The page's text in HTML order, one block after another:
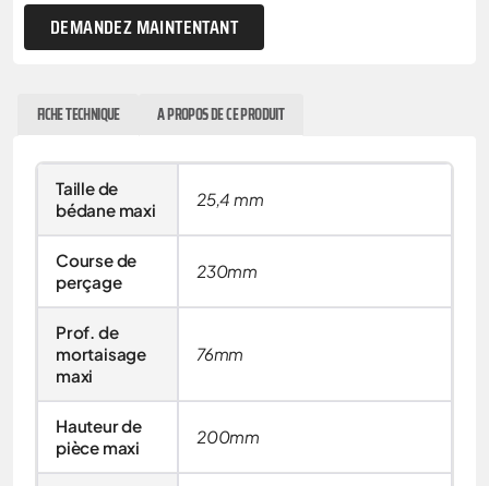
DEMANDEZ MAINTENTANT
FICHE TECHNIQUE A PROPOS DE CE PRODUIT
Taille de
bédane maxi
25,4 mm
Course de
perçage
230mm
Prof. de
mortaisage
maxi
76mm
Hauteur de
pièce maxi
200mm